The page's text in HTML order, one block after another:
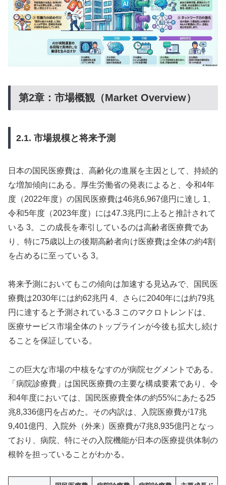
第2章：市場概観（Market Overview）
2.1. 市場規模と将来予測
日本の国民医療費は、高齢化の進展を主因として、持続的
な増加傾向にある。厚生労働省の発表によると、令和4年
度（2022年度）の国民医療費は46兆6,967億円に達し 1、
令和5年度（2023年度）には47.3兆円に上ると推計されて
いる 3。この成長を牽引しているのは高齢者医療費であ
り、特に75歳以上の後期高齢者向け医療費は全体の約4割
を占めるに至っている 3。
将来予測においてもこの傾向は加速する見込みで、国民医
療費は2030年には約62兆円 4、さらに2040年には約79兆
円に達すると予測されている.3 このマクロトレンドは、
医療サービス市場全体のトップラインが今後も拡大し続け
ることを保証している。
この巨大な市場の中核をなすのが病院セグメントである。
「病院診療費」は国民医療費の主要な構成要素であり、令
和4年度においては、国民医療費全体の約55%にあたる25
兆8,336億円を占めた。その内訳は、入院医療費が17兆
9,401億円、入院外（外来）医療費が7兆8,935億円となっ
ており、病院、特にその入院機能が日本の医療提供体制の
根幹を担っていることがわかる。